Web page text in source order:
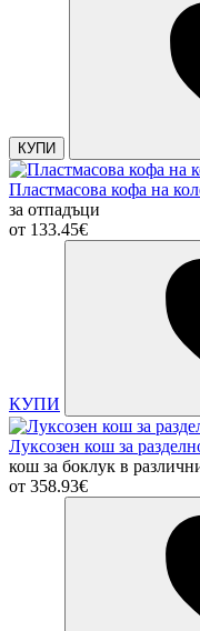
КУПИ
Пластмасова кофа на
за отпадъци
от 133.45€
КУПИ
Луксозен кош за
кош за боклук в
от 358.93€